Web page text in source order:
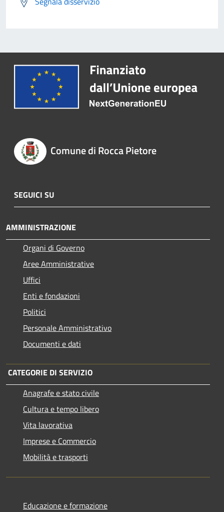
Comune di Rocca Pietore
SEGUICI SU
AMMINISTRAZIONE
Organi di Governo
Aree Amministrative
Uffici
Enti e fondazioni
Politici
Personale Amministrativo
Documenti e dati
CATEGORIE DI SERVIZIO
Anagrafe e stato civile
Cultura e tempo libero
Vita lavorativa
Imprese e Commercio
Mobilità e trasporti
Educazione e formazione